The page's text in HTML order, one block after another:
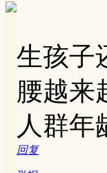
生孩子
腰越来
人群年
回复